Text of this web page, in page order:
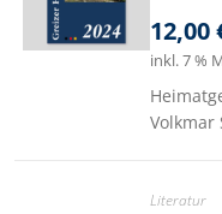
12,00
inkl. 7 %
Volkmar
Literatur